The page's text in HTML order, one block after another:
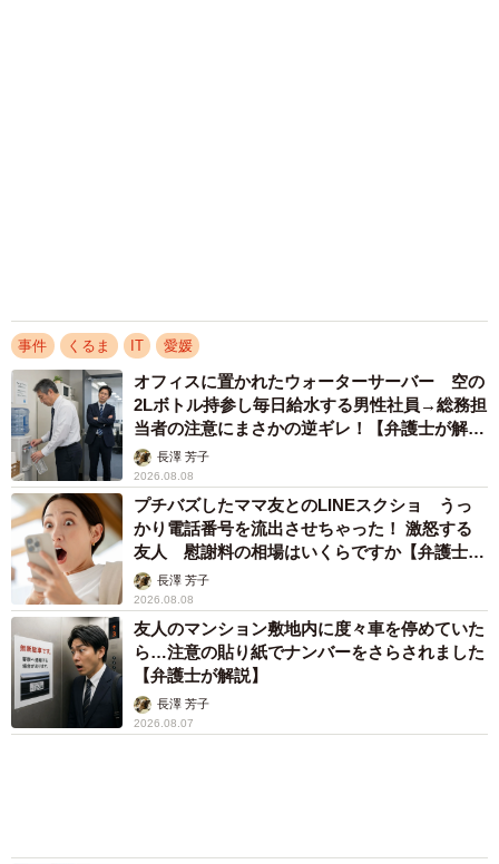
事件 くるま IT 愛媛
オフィスに置かれたウォーターサーバー 空の
2Lボトル持参し毎日給水する男性社員→総務担
当者の注意にまさかの逆ギレ！【弁護士が解
説】長澤 芳子
2026.08.08
プチバズしたママ友とのLINEスクショ うっ
かり電話番号を流出させちゃった！ 激怒する
友人 慰謝料の相場はいくらですか【弁護士が
解説】長澤 芳子
2026.08.08
友人のマンション敷地内に度々車を停めていた
ら…注意の貼り紙でナンバーをさらされました
【弁護士が解説】
長澤 芳子
2026.08.07